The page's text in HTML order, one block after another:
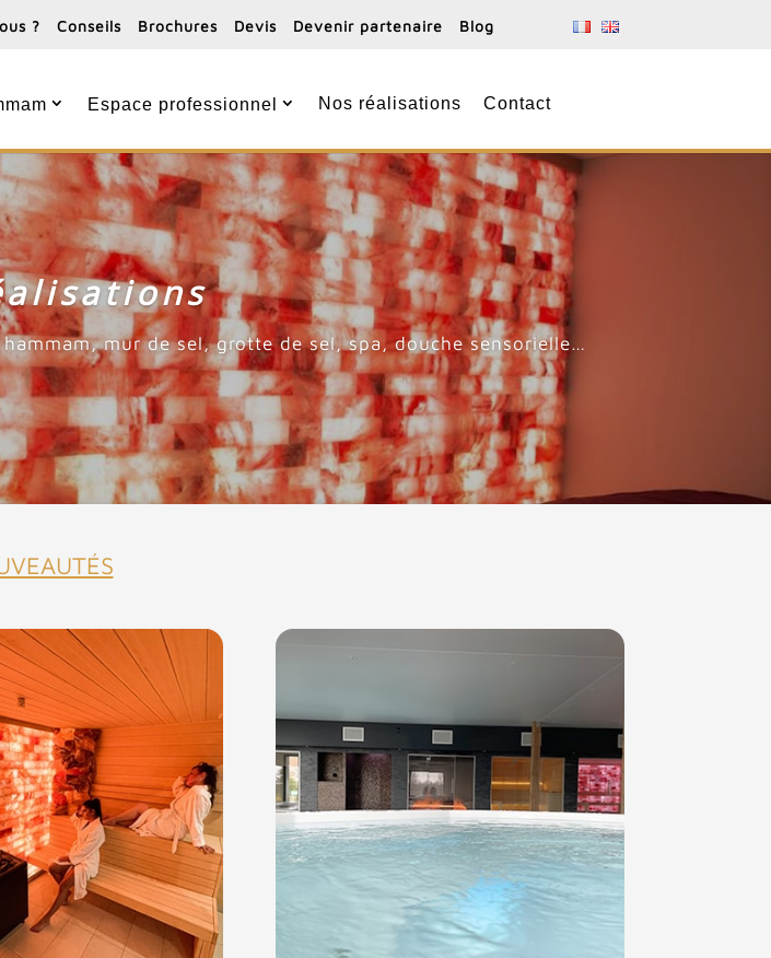
? Conseils Brochures Devis Devenir partenaire Blog
Espace professionnel Nos réalisations Contact
mur de sel, grotte de sel, spa, douche sensorielle…